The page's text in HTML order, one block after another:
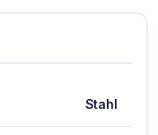
Stahl